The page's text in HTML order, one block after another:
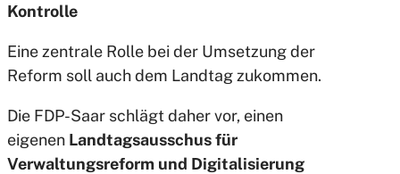
Kontrolle
Eine zentrale Rolle bei der Umsetzung der
Reform soll auch dem Landtag zukommen.
Die FDP-Saar schlägt daher vor, einen
eigenen Landtagsausschus für
Verwaltungsreform und Digitalisierung